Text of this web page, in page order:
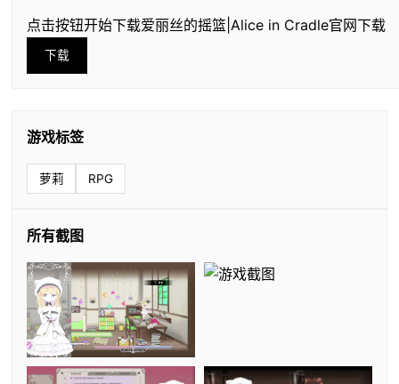
点击按钮开始下载爱丽丝的摇篮|Alice in Cradle官网下载
下载
游戏标签
萝莉 RPG
所有截图